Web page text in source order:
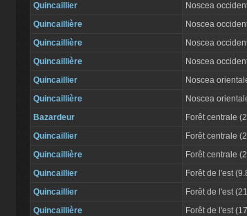
Quincaillier
Noscea
Quincaillière
Noscea
Quincaillière
Noscea
Quincaillière
Noscea
Quincaillier
Noscea
Quincaillière
Noscea
Bazardeur
Forêt centrale
Quincaillier
Forêt centrale
Quincaillière
Forêt centrale
Quincaillier
Forêt de l'est
Quincaillier
Forêt de l'est
Quincaillière
Forêt de l'est